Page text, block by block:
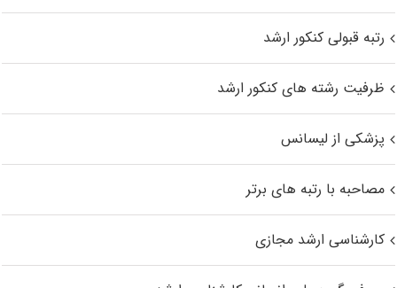
رتبه قبولی کنکور ارشد
ظرفیت رشته های کنکور ارشد
پزشکی از لیسانس
مصاحبه با رتبه های برتر
کارشناسی ارشد مجازی